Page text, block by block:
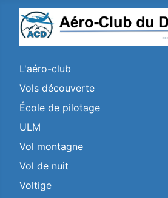
L'aéro-club
Vols découverte
École de pilotage
ULM
Vol montagne
Vol de nuit
Voltige